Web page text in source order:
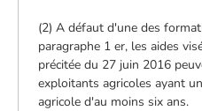
(2) A défaut d'une des
paragraphe 1 er, les aides
précitée du 27 juin 2016
exploitants agricoles ayant
agricole d'au moins six ans.